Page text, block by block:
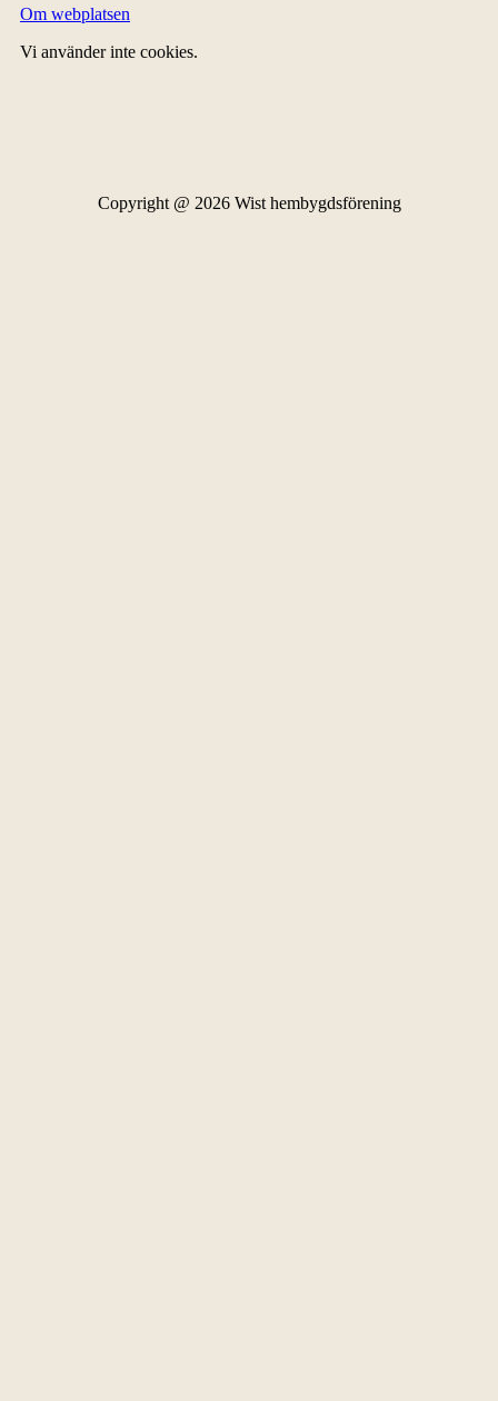
Om webplatsen
Vi använder inte cookies.
Copyright @ 2026 Wist hembygdsförening